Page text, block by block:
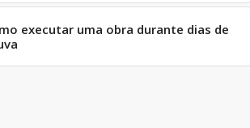
executar uma obra durante dias de